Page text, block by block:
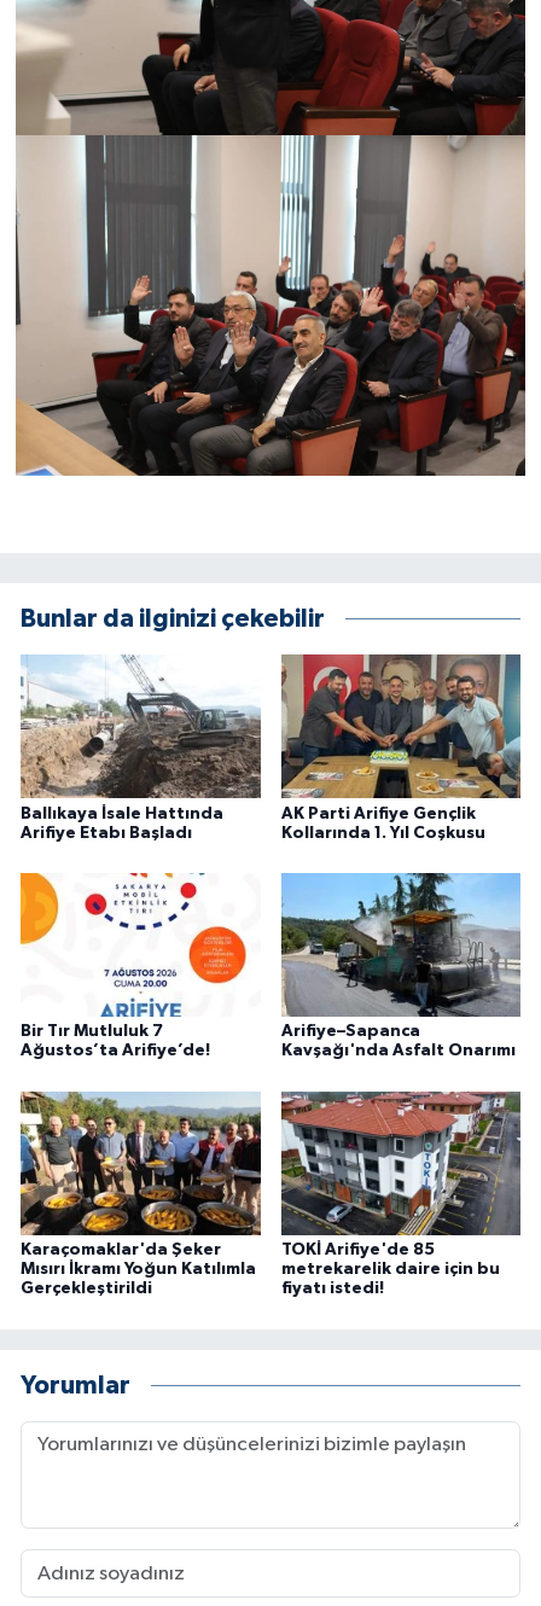
Bunlar da ilginizi çekebilir
Ballıkaya İsale Hattında
Arifiye Etabı Başladı
AK Parti Arifiye Gençlik
Kollarında 1. Yıl Coşkusu
Bir Tır Mutluluk 7
Ağustos’ta Arifiye’de!
Arifiye–Sapanca
Kavşağı'nda Asfalt Onarımı
Karaçomaklar'da Şeker
Mısırı İkramı Yoğun Katılımla
Gerçekleştirildi
TOKİ Arifiye'de 85
metrekarelik daire için bu
fiyatı istedi!
Yorumlar